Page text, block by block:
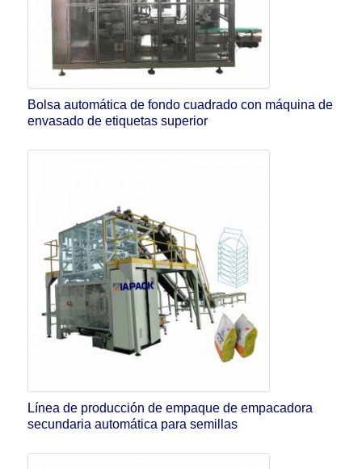
Bolsa automática de fondo cuadrado con máquina de
envasado de etiquetas superior
Línea de producción de empaque de empacadora
secundaria automática para semillas